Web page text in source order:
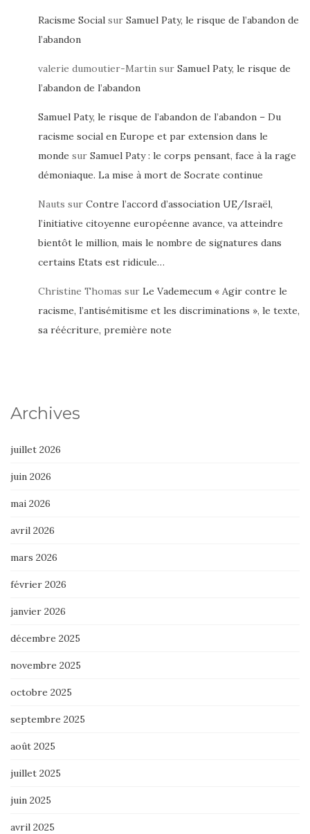
Racisme Social sur Samuel Paty, le risque de l’abandon de
l’abandon
valerie dumoutier-Martin sur Samuel Paty, le risque de
l’abandon de l’abandon
Samuel Paty, le risque de l’abandon de l’abandon – Du
racisme social en Europe et par extension dans le
monde sur Samuel Paty : le corps pensant, face à la rage
démoniaque. La mise à mort de Socrate continue
Nauts sur Contre l’accord d’association UE/Israël,
l’initiative citoyenne européenne avance, va atteindre
bientôt le million, mais le nombre de signatures dans
certains Etats est ridicule…
Christine Thomas sur Le Vademecum « Agir contre le
racisme, l’antisémitisme et les discriminations », le texte,
sa réécriture, première note
Archives
juillet 2026
juin 2026
mai 2026
avril 2026
mars 2026
février 2026
janvier 2026
décembre 2025
novembre 2025
octobre 2025
septembre 2025
août 2025
juillet 2025
juin 2025
avril 2025